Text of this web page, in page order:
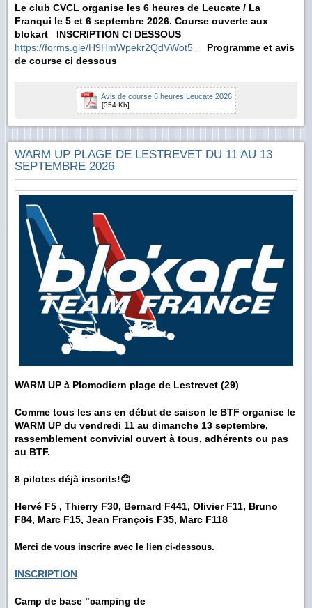
Le club CVCL organise les 6 heures de Leucate / La
Franqui le 5 et 6 septembre 2026. Course ouverte aux
blokart
INSCRIPTION CI DESSOUS
https://forms.gle/H9HmWpekr2QdVWot5
Programme et avis
de course ci dessous
Avis de course 6 heures Leucate 2026
[354 Kb]
WARM UP PLAGE DE LESTREVET DU 11 AU 13
SEPTEMBRE 2026
WARM UP à Plomodiern plage de Lestrevet (29)
Comme tous les ans en début de saison le BTF organise le
WARM UP du vendredi 11 au dimanche 13 septembre,
rassemblement convivial ouvert à tous, adhérents ou pas
au BTF.
8 pilotes déjà inscrits!😊
Hervé F5 , Thierry F30, Bernard F441, Olivier F11, Bruno
F84, Marc F15, Jean François F35, Marc F118
Merci de vous inscrire avec le lien ci-dessous.
INSCRIPTION
Camp de base "camping de